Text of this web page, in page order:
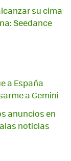
su cima
Seedance
a España
a Gemini
anuncios en
noticias